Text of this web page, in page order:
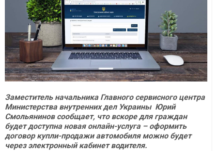
Заместитель начальника Главного сервисного центра
Министерства внутренних дел Украины Юрий
Смольянинов сообщает, что вскоре для граждан
будет доступна новая онлайн-услуга – оформить
договор купли-продажи автомобиля можно будет
через электронный кабинет водителя.